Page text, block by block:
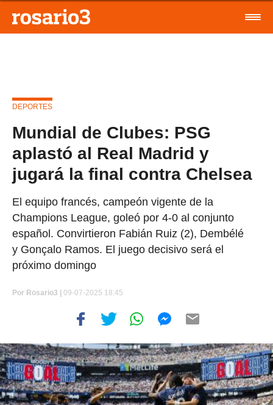
DEPORTES
Mundial de Clubes: PSG
aplastó al Real Madrid y
jugará la final contra Chelsea
El equipo francés, campeón vigente de la
Champions League, goleó por 4-0 al conjunto
español. Convirtieron Fabián Ruiz (2), Dembélé
y Gonçalo Ramos. El juego decisivo será el
próximo domingo
Por Rosario3 | 09-07-2025 18:45